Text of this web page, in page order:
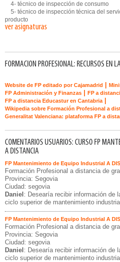
4- técnico de inspección de consumo
5- técnico de inspección técnica del
producto
ver asignaturas
FORMACION PROFESIONAL: RECURSOS EN
Website de FP editado por Cajamadrid
FP Administración y Finanzas FP a
FP a distancia Educastur en Cantabria
Wikipedia sobre Formación Profesional a
Generalitat Valenciana: plataforma FP a
COMENTARIOS USUARIOS: CURSO FP
A DISTANCIA
FP Mantenimiento de Equipo Industrial A
Formación Profesional a distancia de
Provincia: Segovia
Ciudad: segovia
Daniel : Desearía recibir información de
ciclo superior de mantenimiento industrial
FP Mantenimiento de Equipo Industrial A
Formación Profesional a distancia de
Provincia: Segovia
Ciudad: segovia
Daniel : Desearía recibir información de
ciclo superior de mantenimiento industrial